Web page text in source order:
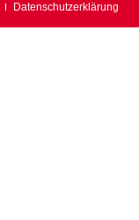
Datenschutzerklärung